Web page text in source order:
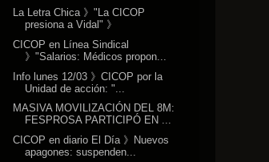
La Letra Chica 》"La CICOP
presiona a Vidal" 》
CICOP en Línea Sindical
》"Salarios: Médicos propon...
Info lunes 12/03 》CICOP por la
Unidad de acción: "...
MASIVA MOVILIZACIÓN DEL 8M:
FESPROSA PARTICIPÓ EN ...
CICOP en diario El Día 》Nuevos
apagones: suspenden...